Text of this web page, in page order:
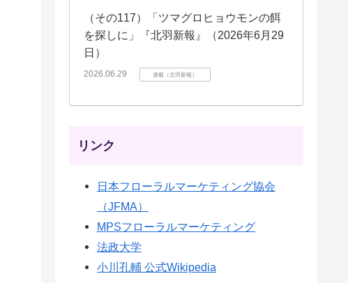
（その117）「ツマグロヒョウモンの餌
を探しに」『北羽新報』（2026年6月29
日）
2026.06.29 連載（北羽新報）
リンク
日本フローラルマーケティング協会
（JFMA）
MPSフローラルマーケティング
法政大学
小川孔輔 公式Wikipedia